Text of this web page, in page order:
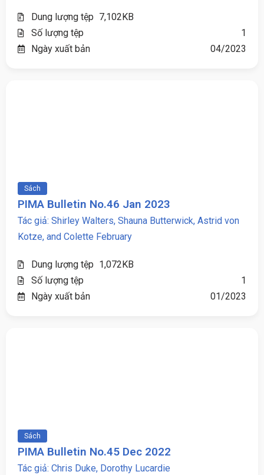
Dung lượng tệp 7,102KB
Số lượng tệp
1
Ngày xuất bản
04/2023
Sách
PIMA Bulletin No.46 Jan 2023
Tác giả: Shirley Walters, Shauna Butterwick, Astrid von
Kotze, and Colette February
Dung lượng tệp 1,072KB
Số lượng tệp
1
Ngày xuất bản
01/2023
Sách
PIMA Bulletin No.45 Dec 2022
Tác giả: Chris Duke, Dorothy Lucardie